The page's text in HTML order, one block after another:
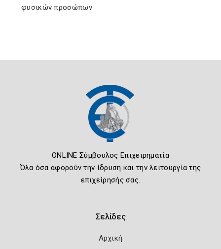
φυσικών προσώπων
ONLINE Σύμβουλος Επιχειρηματία
Όλα όσα αφορούν την ίδρυση και την λειτουργία της
επιχείρησής σας.
Σελίδες
Αρχική